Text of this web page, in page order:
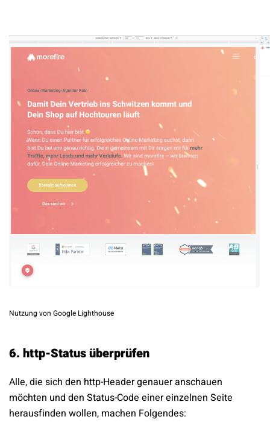
Nutzung von Google Lighthouse
6. http-Status überprüfen
Alle, die sich den http-Header genauer anschauen
möchten und den Status-Code einer einzelnen Seite
herausfinden wollen, machen Folgendes: